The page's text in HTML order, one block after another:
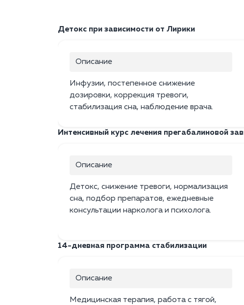
Детокс при зависимости от Лирики
Описание
Инфузии, постепенное снижение
дозировки, коррекция тревоги,
стабилизация сна, наблюдение врача.
Интенсивный курс лечения прегабалиновой
Описание
Детокс, снижение тревоги, нормализация
сна, подбор препаратов, ежедневные
консультации нарколога и психолога.
14-дневная программа стабилизации
Описание
Медицинская терапия, работа с тягой,